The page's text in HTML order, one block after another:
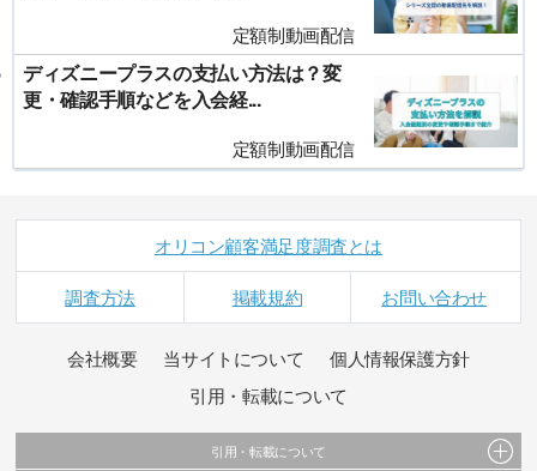
定額制動画配信
ディズニープラスの支払い方法は？変
更・確認手順などを入会経...
定額制動画配信
オリコン顧客満足度調査とは
調査方法 掲載規約 お問い合わせ
会社概要 当サイトについて
個人情報保護方針
引用・転載について
引用・転載について